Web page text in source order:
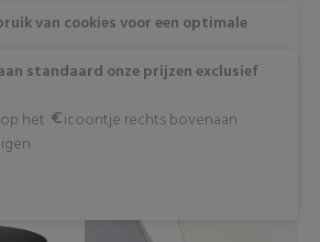
RESERVEER
van cookies voor een optimale
klikken of verder gebruik te maken
stemt u in met het gebruik van deze
info omtrent deze cookies? Klik dan
standaard onze prijzen exclusief
het
icoontje rechts bovenaan